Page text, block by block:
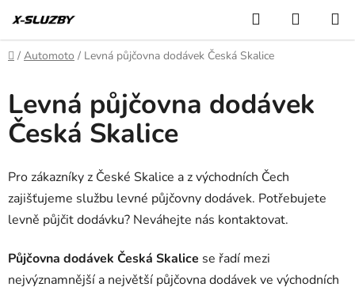
na
obsah
Hledat
KOŠÍK
Domů
/ Automoto / Levná půjčovna dodávek Česká Skalice
Levná půjčovna dodávek
Česká Skalice
Pro zákazníky z České Skalice a z východních Čech
zajišťujeme službu levné půjčovny dodávek. Potřebujete
levně půjčit dodávku? Neváhejte nás kontaktovat.
Půjčovna dodávek Česká Skalice se řadí mezi
nejvýznamnější a největší půjčovna dodávek ve východních